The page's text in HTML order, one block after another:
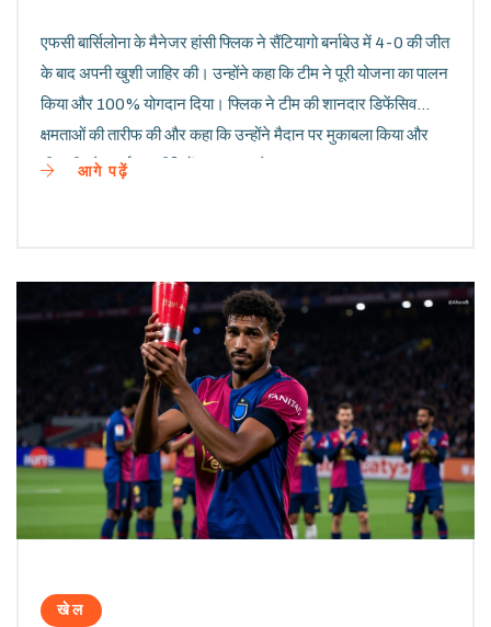
एफसी बार्सिलोना के मैनेजर हांसी फ्लिक ने सैंटियागो बर्नाबेउ में 4-0 की जीत
के बाद अपनी खुशी जाहिर की। उन्होंने कहा कि टीम ने पूरी योजना का पालन
किया और 100% योगदान दिया। फ्लिक ने टीम की शानदार डिफेंसिव
क्षमताओं की तारीफ की और कहा कि उन्होंने मैदान पर मुकाबला किया और
टीम की ट्रेडमार्क रणनीतियों पर कायम रहे।
आगे पढ़ें
खेल